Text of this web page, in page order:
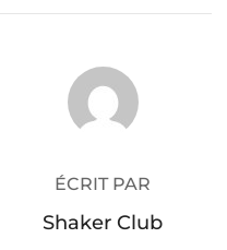
DE LA PUBLICATION
ÉCRIT PAR
Shaker Club